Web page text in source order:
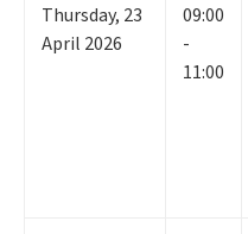
Thursday, 23
April 2026
09:00
-
11:00